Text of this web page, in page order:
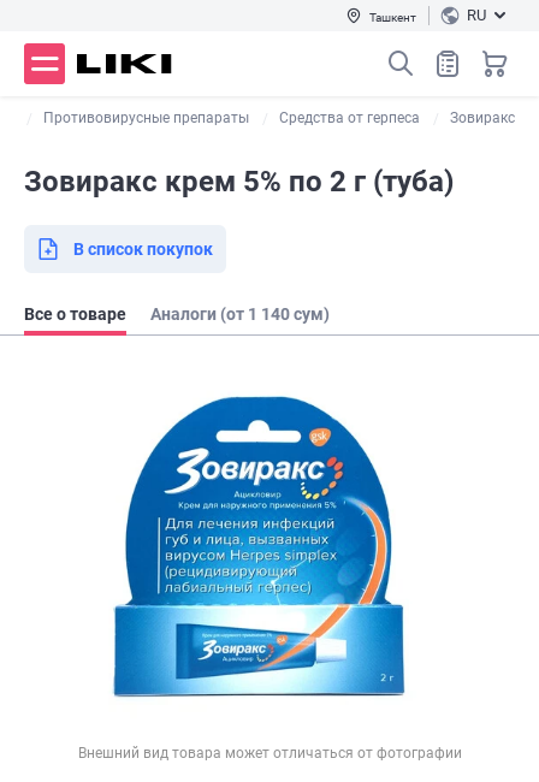
Ташкент RU
Противовирусные препараты Средства от герпеса Зовиракс
Зовиракс крем 5% по 2 г (туба)
В список покупок
Все о товаре Аналоги (от 1 140 сум)
Внешний вид товара может отличаться от фотографии